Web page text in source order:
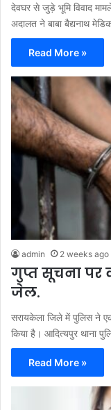
देवघर से जुड़े भूमि विवाद
अदालत ने बाबा बैद्यनाथ
Read More »
admin 2 weeks ago
गुप्त सूचना पर
जेल.
सरायकेला जिले में पुलिस ने एक
किया है। आदित्यपुर थाना
Read More »